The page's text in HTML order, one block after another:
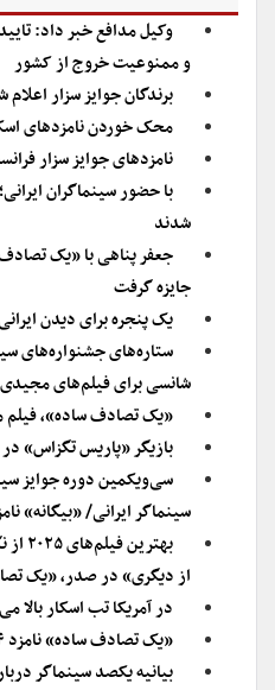
وکیل مدافع خبر داد:
و ممنوعیت خروج از کشور
برندگان جوایز سزار اعلام
محک خوردن نامزدهای
نامزدهای جوایز سزار
شدند
جعفر پناهی با «یک
جایزه گرفت
یک پنجره برای دیدن
شانسی برای فیلم‌های
«یک تصادف ساده»، فیلم
بازیگر «پاریس تگزاس»
سینماگر ایرانی/ «بیگانه» نامزد ۶
از دیگری» در صدر، «یک
در آمریکا تب اسکار بالا
«یک تصادف ساده» نامزد ۴ جایزه WAFCA ۲۰۲۵ شد
بیانیه یکصد سینماگر